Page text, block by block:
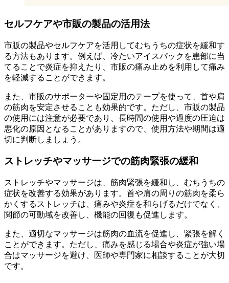
セルフケアや市販の製品の活用法
市販の製品やセルフケアを活用してむちうちの症状を緩和す
る方法もあります。例えば、冷たいアイスパックを患部に当
てることで炎症を抑えたり、市販の痛み止めを利用して痛み
を軽減することができます。
また、市販のサポーターや固定用のテープを使って、首や肩
の筋肉を安定させることも効果的です。ただし、市販の製品
の使用には注意が必要であり、長時間の使用や過度の圧迫は
悪化の原因となることがありますので、使用方法や期間は適
切に判断しましょう。
ストレッチやマッサージでの筋肉緊張の緩和
ストレッチやマッサージは、筋肉緊張を緩和し、むちうちの
症状を改善する効果があります。首や肩の周りの筋肉を柔ら
かくするストレッチは、痛みや炎症を和らげるだけでなく、
関節の可動域を改善し、機能の回復も促進します。
また、適切なマッサージは筋肉の血流を促進し、緊張を解く
ことができます。ただし、痛みを感じる場合や炎症が強い場
合はマッサージを避け、医師や専門家に相談することが大切
です。